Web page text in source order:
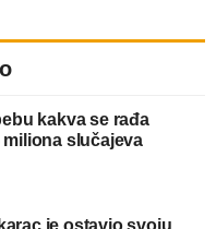
kakva se rađa
miliona slučajeva
je ostavio svoju